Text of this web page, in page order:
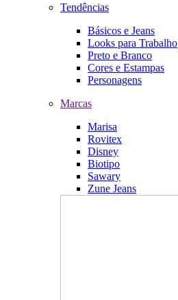
Tendências
Básicos e Jeans
Looks para Trabalho
Preto e Branco
Cores e Estampas
Personagens
Marcas
Marisa
Rovitex
Disney
Biotipo
Sawary
Zune Jeans